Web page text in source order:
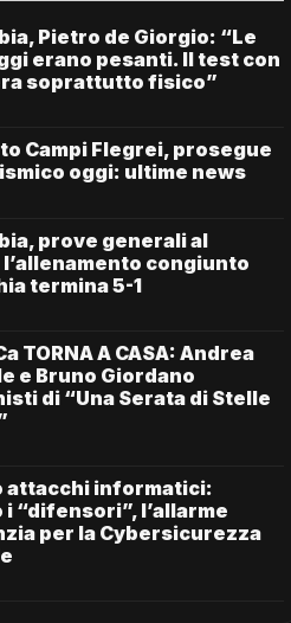
Pietro de Giorgio: “Le
erano pesanti. Il test con
soprattutto fisico”
Campi Flegrei, prosegue
oggi: ultime news
prove generali al
congiunto
termina 5-1
TORNA A CASA: Andrea
e Bruno Giordano
di “Una Serata di Stelle
attacchi informatici:
i “difensori”, l’allarme
per la Cybersicurezza